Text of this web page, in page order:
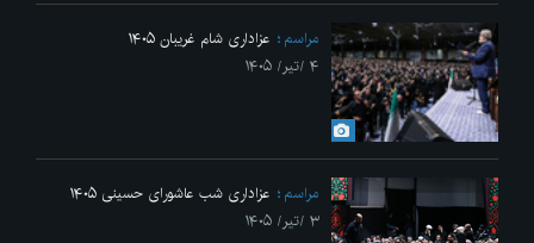
مراسم
عزاداری شام غریبان ۱۴۰۵
۴ /تیر/ ۱۴۰۵
مراسم
عزاداری شب عاشورای حسینی ۱۴۰۵
۳ /تیر/ ۱۴۰۵